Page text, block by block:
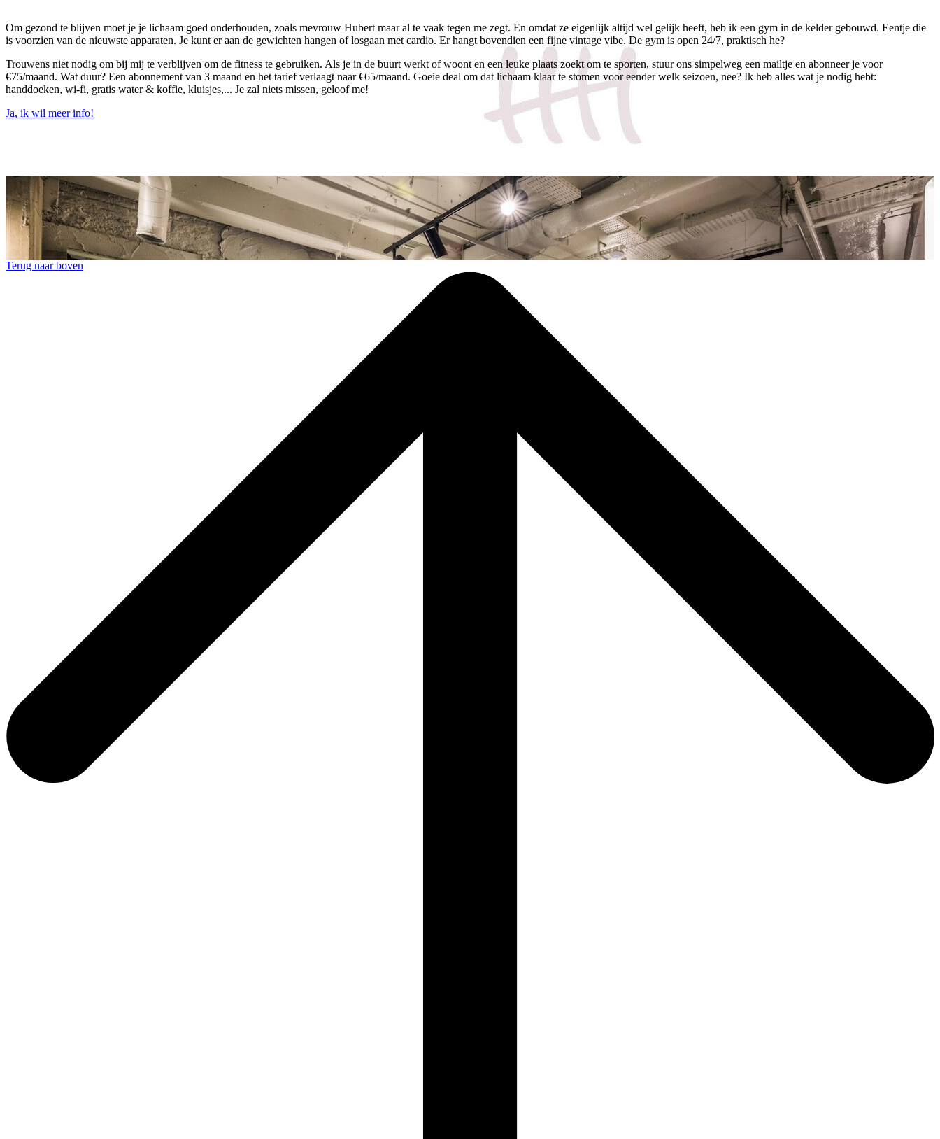
Om gezond te blijven moet je je lichaam goed onderhouden, zoals mevrouw Hubert maar al te vaak tegen me zegt. En omdat ze eigenlijk altijd wel gelijk heeft, heb ik een gym in de kelder gebouwd. Eentje die
is voorzien van de nieuwste apparaten. Je kunt er aan de gewichten hangen of losgaan met cardio. Er hangt bovendien een fijne vintage vibe. De gym is open 24/7, praktisch he?
Trouwens niet nodig om bij mij te verblijven om de fitness te gebruiken. Als je in de buurt werkt of woont en een leuke plaats zoekt om te sporten, stuur ons simpelweg een mailtje en abonneer je voor
€75/maand. Wat duur? Een abonnement van 3 maand en het tarief verlaagt naar €65/maand. Goeie deal om dat lichaam klaar te stomen voor eender welk seizoen, nee? Ik heb alles wat je nodig hebt:
handdoeken, wi-fi, gratis water & koffie, kluisjes,... Je zal niets missen, geloof me!
Ja, ik wil meer info!
Terug naar boven